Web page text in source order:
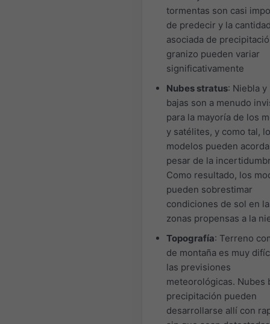
tormentas son casi
de predecir y la
asociada de
granizo pueden variar
significativamente
Nubes stratus: Niebla
bajas son a menudo
para la mayoría de los
y satélites, y como tal,
modelos pueden
pesar de la
Como resultado, los
pueden sobrestimar
condiciones de sol en
zonas propensas a la
Topografía: Terreno
de montaña es muy
las previsiones
meteorológicas. Nubes
precipitación pueden
desarrollarse allí con